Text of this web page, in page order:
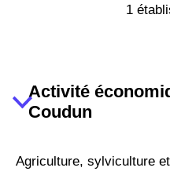
1
Activité
Coudun
Agriculture, sylviculture